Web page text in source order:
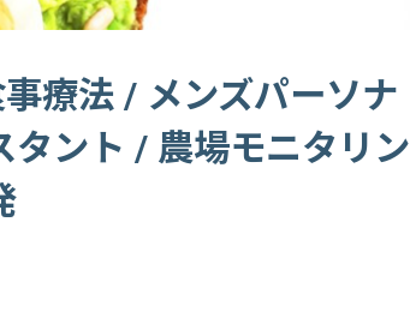
療法 / メンズパーソナ
タント / 農場モニタリン